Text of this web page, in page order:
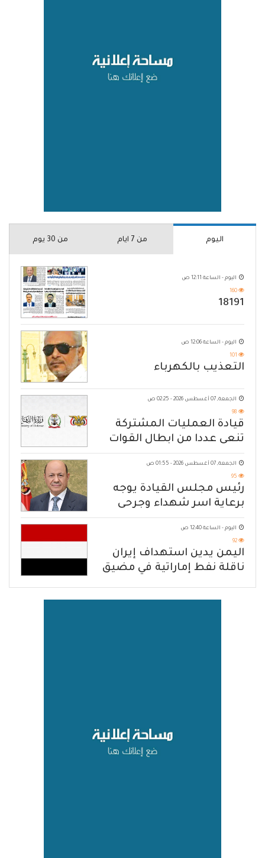
اليوم من 7 ايام من 30 يوم
اليوم - الساعة 12:11 ص
160
18191
اليوم - الساعة 12:06 ص
101
التعذيب بالكهرباء
الجمعة, 07 أغسطس 2026 - 02:25 ص
98
قيادة العمليات المشتركة
تنعى عددا من ابطال القوات
المسلحة
الجمعة, 07 أغسطس 2026 - 01:55 ص
95
رئيس مجلس القيادة يوجه
برعاية اسر شهداء وجرحى
الهجوم الإرهابي الحوثي والرد
الحازم على مصدر التهديد
اليوم - الساعة 12:40 ص
92
اليمن يدين استهداف إيران
ناقلة نفط إماراتية في مضيق